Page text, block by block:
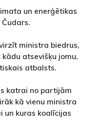
un enerģētikas
ministra biedrus,
atsevišķu jomu,
atbalsts.
katrai no partijām
kā vienu ministra
un kuras koalīcijas